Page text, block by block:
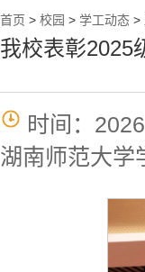
首页 > 校园 > 学工动态 >
我校表彰2025
时间：
湖南师范大学